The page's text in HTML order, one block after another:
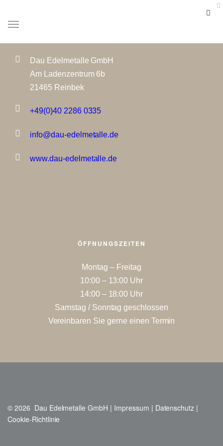
Dau Edelmetalle GmbH
Am Ladenzentrum 6b
21465 Reinbek
+49(0)40 2286 0335
info@dau-edelmetalle.de
www.dau-edelmetalle.de
ÖFFNUNGSZEITEN
Montag – Freitag
10:00 – 13:00 Uhr
14:00 – 18:00 Uhr
Samstag / Sonntag geschlossen
Vereinbaren Sie gerne einen Termin
© 2026 Dau Edelmetalle GmbH | Impressum | Datenschutz |
Cookie-Richtlinie